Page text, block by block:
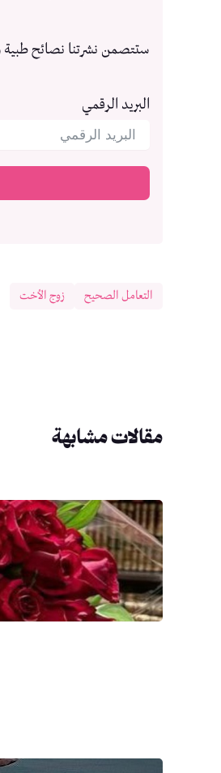
ستتصمن نشرتنا نصائح طبية
البريد الرقمي
التعامل الصحيح زوج الأخت
مقالات مشابهة